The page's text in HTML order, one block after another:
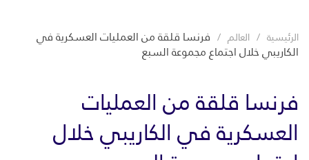
الرئيسية العالم فرنسا قلقة من العمليات العسكرية في
الكاريبي خلال اجتماع مجموعة السبع
فرنسا قلقة من العمليات
العسكرية في الكاريبي خلال